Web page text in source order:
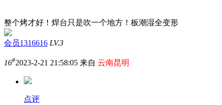
整个烤才好！焊台只是吹一个地方！板潮湿全变形
会员1316616 LV.3
16#2023-2-21 21:58:05 来自 云南昆明
点评